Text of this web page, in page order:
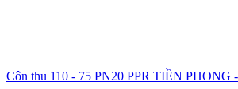
Côn thu 110 - 75 PN20 PPR TIỀN PHONG